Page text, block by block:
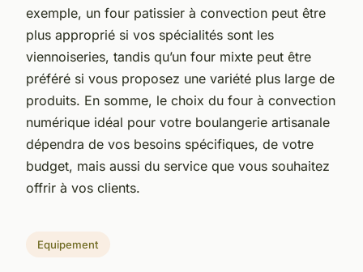
exemple, un four patissier à convection peut être
plus approprié si vos spécialités sont les
viennoiseries, tandis qu’un four mixte peut être
préféré si vous proposez une variété plus large de
produits. En somme, le choix du four à convection
numérique idéal pour votre boulangerie artisanale
dépendra de vos besoins spécifiques, de votre
budget, mais aussi du service que vous souhaitez
offrir à vos clients.
Equipement